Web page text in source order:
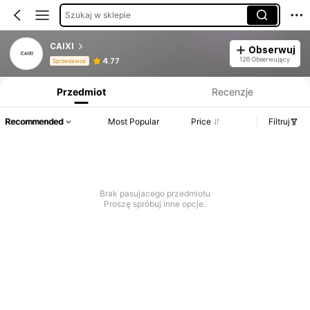
Szukaj w sklepie
CAIXI
Sprzedawca 4.77
Obserwuj
126 Obserwujący
Przedmiot Recenzje
Recommended Most Popular Price Filtruj
Brak pasujacego przedmiotu
Proszę spróbuj inne opcje.